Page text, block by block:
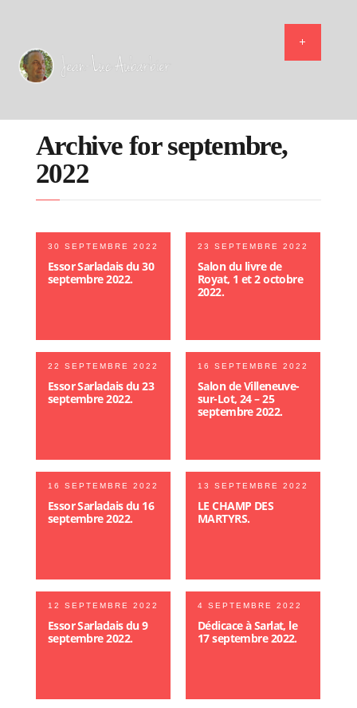
Archive for septembre,
2022
30 SEPTEMBRE 2022
Essor Sarladais du 30
septembre 2022.
23 SEPTEMBRE 2022
Salon du livre de
Royat, 1 et 2 octobre
2022.
22 SEPTEMBRE 2022
Essor Sarladais du 23
septembre 2022.
16 SEPTEMBRE 2022
Salon de Villeneuve-
sur-Lot, 24 – 25
septembre 2022.
16 SEPTEMBRE 2022
Essor Sarladais du 16
septembre 2022.
13 SEPTEMBRE 2022
LE CHAMP DES
MARTYRS.
12 SEPTEMBRE 2022
Essor Sarladais du 9
septembre 2022.
4 SEPTEMBRE 2022
Dédicace à Sarlat, le
17 septembre 2022.